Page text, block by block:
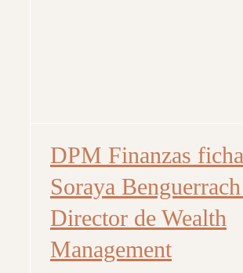
DPM Finanzas
Soraya
Director de Wealth
Management